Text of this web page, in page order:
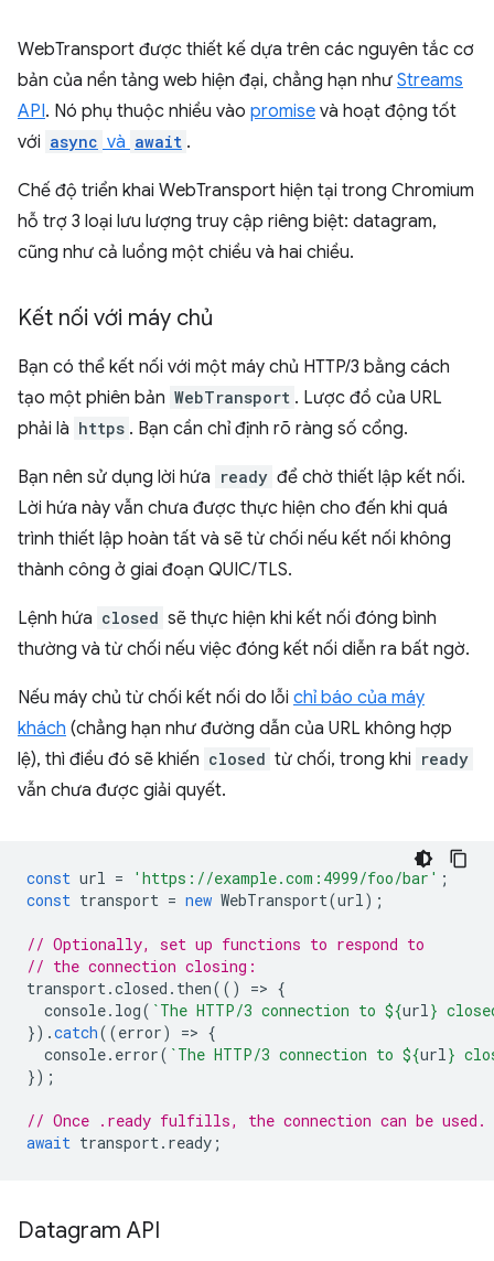
WebTransport được thiết kế dựa trên các nguyên tắc cơ
bản của nền tảng web hiện đại, chẳng hạn như Streams
API. Nó phụ thuộc nhiều vào promise và hoạt động tốt
với async và await .
Chế độ triển khai WebTransport hiện tại trong Chromium
hỗ trợ 3 loại lưu lượng truy cập riêng biệt: datagram,
cũng như cả luồng một chiều và hai chiều.
Kết nối với máy chủ
Bạn có thể kết nối với một máy chủ HTTP/3 bằng cách
tạo một phiên bản WebTransport . Lược đồ của URL
phải là https . Bạn cần chỉ định rõ ràng số cổng.
Bạn nên sử dụng lời hứa ready để chờ thiết lập kết nối.
Lời hứa này vẫn chưa được thực hiện cho đến khi quá
trình thiết lập hoàn tất và sẽ từ chối nếu kết nối không
thành công ở giai đoạn QUIC/TLS.
Lệnh hứa closed sẽ thực hiện khi kết nối đóng bình
thường và từ chối nếu việc đóng kết nối diễn ra bất ngờ.
Nếu máy chủ từ chối kết nối do lỗi chỉ báo của máy
khách (chẳng hạn như đường dẫn của URL không hợp
lệ), thì điều đó sẽ khiến closed từ chối, trong khi ready
vẫn chưa được giải quyết.
const url = 'https://example.com:4999/foo/bar' ;
const transport = new WebTransport(url);
// Optionally, set up functions to respond to
// the connection closing:
transport.closed . then(() => {
console. log( `The HTTP/3 connection to ${url}
}).catch((error) => {
console. error( `The HTTP/3 connection to ${url}
});
// Once .ready fulfills, the connection can be used.
await transport. ready ;
Datagram API